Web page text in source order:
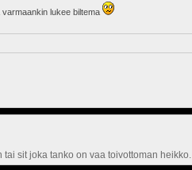
lukee biltema
sit joka tanko on vaa toivottoman heikko.